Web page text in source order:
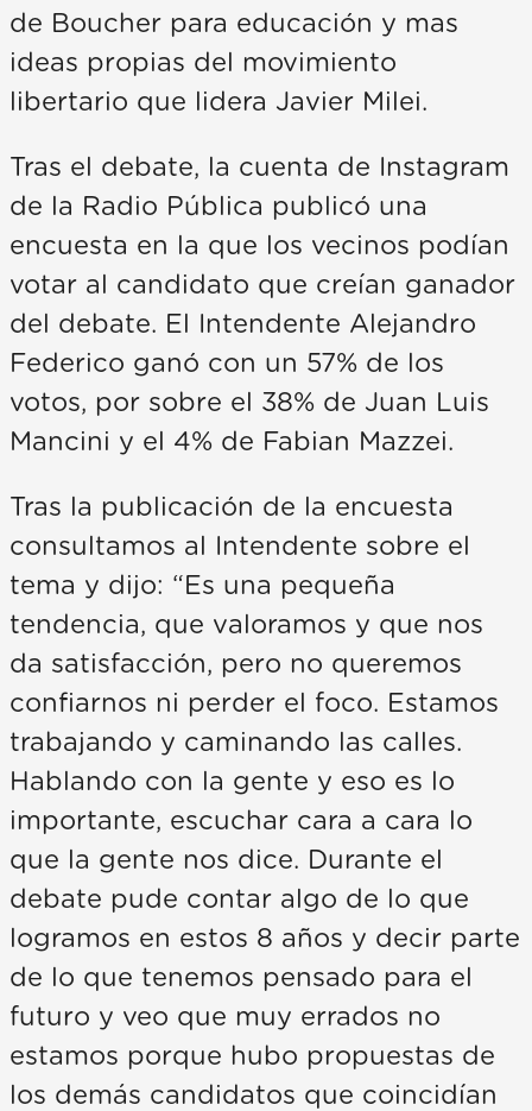
de Boucher para educación y mas
ideas propias del movimiento
libertario que lidera Javier Milei.
Tras el debate, la cuenta de Instagram
de la Radio Pública publicó una
encuesta en la que los vecinos podían
votar al candidato que creían ganador
del debate. El Intendente Alejandro
Federico ganó con un 57% de los
votos, por sobre el 38% de Juan Luis
Mancini y el 4% de Fabian Mazzei.
Tras la publicación de la encuesta
consultamos al Intendente sobre el
tema y dijo: “Es una pequeña
tendencia, que valoramos y que nos
da satisfacción, pero no queremos
confiarnos ni perder el foco. Estamos
trabajando y caminando las calles.
Hablando con la gente y eso es lo
importante, escuchar cara a cara lo
que la gente nos dice. Durante el
debate pude contar algo de lo que
logramos en estos 8 años y decir parte
de lo que tenemos pensado para el
futuro y veo que muy errados no
estamos porque hubo propuestas de
los demás candidatos que coincidían